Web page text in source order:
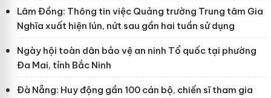
Lâm Đồng: Thông tin việc Quảng trường Trung tâm Gia
Nghĩa xuất hiện lún, nứt sau gần hai tuần sử dụng
Ngày hội toàn dân bảo vệ an ninh Tổ quốc tại phường
Đa Mai, tỉnh Bắc Ninh
Đà Nẵng: Huy động gần 100 cán bộ, chiến sĩ tham gia